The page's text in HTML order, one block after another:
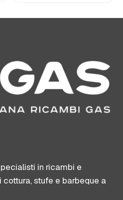
in ricambi e
stufe e barbeque a